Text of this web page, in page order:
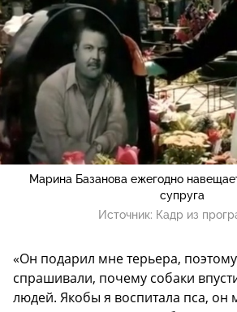
Марина Базанова ежегодно
супруга
Источник: Кадр из
«Он подарил мне терьера,
спрашивали, почему собаки
людей. Якобы я воспитала пса, он